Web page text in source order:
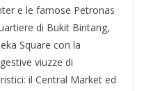
e le famose Petronas
di Bukit Bintang,
Square con la
viuzze di
il Central Market ed